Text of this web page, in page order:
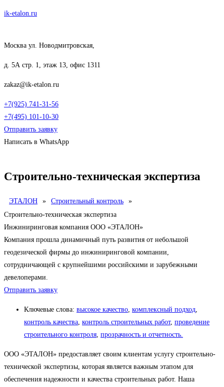
Перейти
ik-etalon.ru
Москва ул. Новодмитровская,
д. 5А стр. 1, этаж 13, офис 1311
zakaz@ik-etalon.ru
+7(925) 741-31-56
+7(495) 101-10-30
Отправить заявку
Написать в WhatsApp
Строительно-техническая экспертиза
ЭТАЛОН » Строительный контроль
»
Строительно-техническая экспертиза
Инжиниринговая компания ООО «ЭТАЛОН»
Компания прошла динамичный путь развития от небольшой
геодезической фирмы до инжиниринговой компании,
сотрудничающей с крупнейшими российскими и зарубежными
девелоперами.
Отправить заявку
Ключевые слова: высокое качество комплексный подход
контроль качества контроль строительных работ, проведение
строительного контроля прозрачность и отчетность.
ООО «ЭТАЛОН» предоставляет своим клиентам услугу строительно-
технической экспертизы, которая является важным этапом для
обеспечения надежности и качества строительных работ. Наша